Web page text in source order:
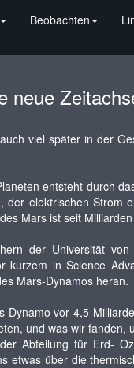
Beobachten
neue
viel später in der
entsteht durch
der elektrischen Strom
Mars ist seit
der Universität
kurzem in Science
Mars-Dynamos heran.
Dynamo vor 4,5
und was wir
Abteilung für Erd-
etwas über die